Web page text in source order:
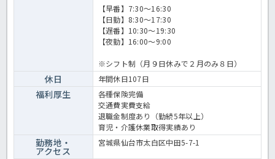
【早番】7:30～16:30
【日勤】8:30～17:30
【遅番】10:30～19:30
【夜勤】16:00～9:00
※シフト制（月９日休みで２月のみ８日）
休日 年間休日107日
福利厚生
各種保険完備
交通費実費支給
退職金制度あり（勤続5年以上）
育児・介護休業取得実績あり
勤務地・
アクセス
宮城県仙台市太白区中田5-7-1